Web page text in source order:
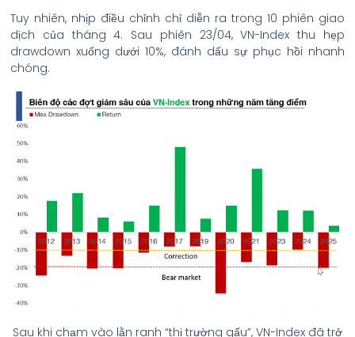
Tuy nhiên, nhịp điều chỉnh chỉ diễn ra trong 10 phiên giao
dịch của tháng 4. Sau phiên 23/04, VN-Index thu hẹp
drawdown xuống dưới 10%, đánh dấu sự phục hồi nhanh
chóng.
Sau khi chạm vào lằn ranh “thị trường gấu”, VN-Index đã trở